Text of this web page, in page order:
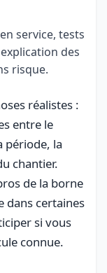
service, tests
des
risque.
réalistes :
entre le
période, la
chantier.
de la borne
dans certaines
si vous
connue.